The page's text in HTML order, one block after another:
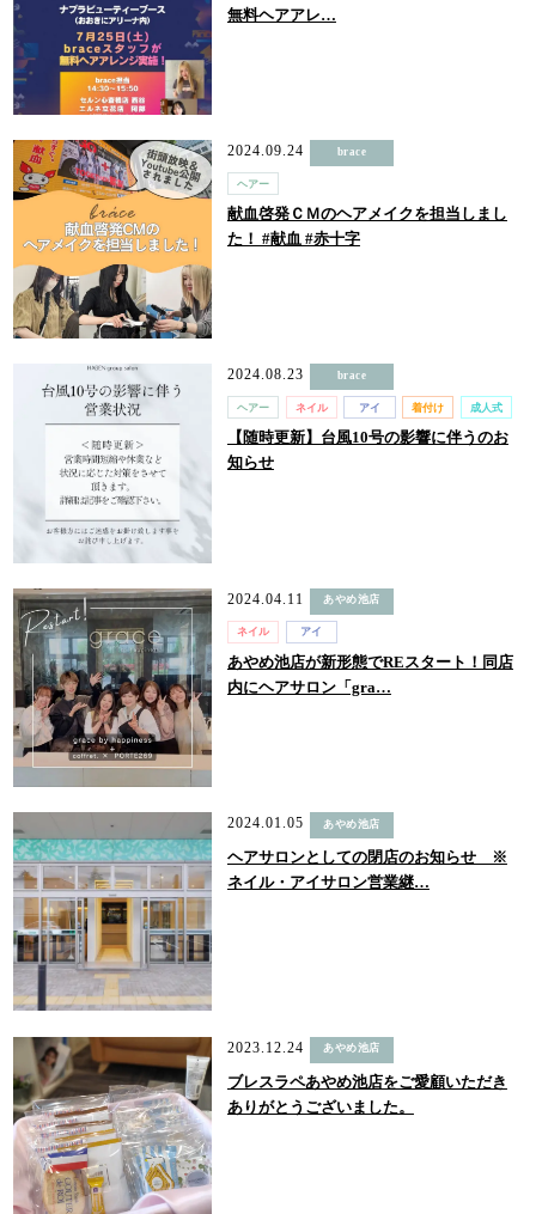
無料ヘアアレ…
2024.09.24 brace
ヘアー
献血啓発ＣＭのヘアメイクを担当しまし
た！ #献血 #赤十字
2024.08.23 brace
ヘアー ネイル アイ 着付け 成人式
【随時更新】台風10号の影響に伴うのお
知らせ
2024.04.11 あやめ池店
ネイル アイ
あやめ池店が新形態でREスタート！同店
内にヘアサロン「gra…
2024.01.05 あやめ池店
ヘアサロンとしての閉店のお知らせ ※
ネイル・アイサロン営業継…
2023.12.24 あやめ池店
ブレスラペあやめ池店をご愛顧いただき
ありがとうございました。